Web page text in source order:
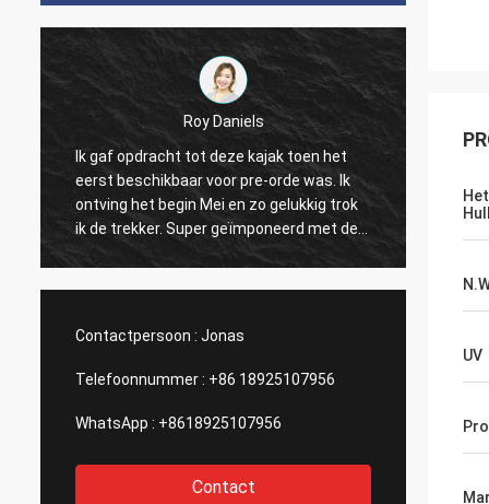
Roy Daniels
Ik gaf opdracht tot deze kajak toen het
eerst beschikbaar voor pre-orde was. Ik
ontving het begin Mei en zo gelukkig trok
ik de trekker. Super geïmponeerd met de
kwaliteit van de kajak van een nieuw merk.
Het
Contactpersoon : Jonas
Telefoonnummer : +86 18925107956
WhatsApp : +8618925107956
Contact
UV